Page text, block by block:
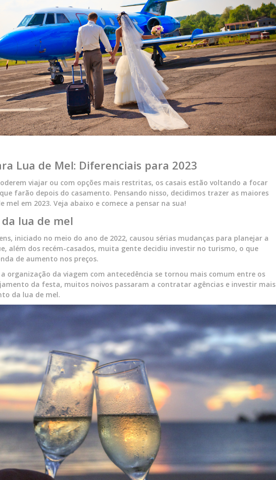
Lua de Mel: Diferenciais para 2023
viajar ou com opções mais restritas, os casais estão voltando a focar
farão depois do casamento. Pensando nisso, decidimos trazer as maiores
mel em 2023. Veja abaixo e comece a pensar na sua!
lua de mel
iniciado no meio do ano de 2022, causou sérias mudanças para planejar a
além dos recém-casados, muita gente decidiu investir no turismo, o que
de aumento nos preços.
organização da viagem com antecedência se tornou mais comum entre os
da festa, muitos noivos passaram a contratar agências e investir mais
da lua de mel.